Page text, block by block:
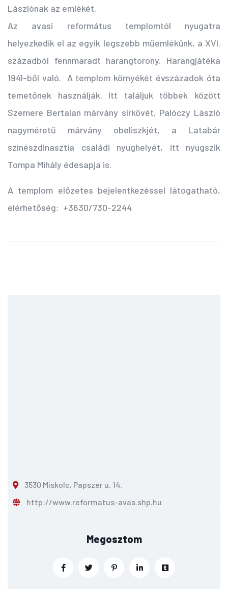
Lászlónak az emlékét.
Az avasi református templomtól nyugatra
helyezkedik el az egyik legszebb műemlékünk, a XVI.
századból fennmaradt harangtorony. Harangjátéka
1941-ből való. A templom környékét évszázadok óta
temetőnek használják. Itt találjuk többek között
Szemere Bertalan márvány sírkövét, Palóczy László
nagyméretű márvány obeliszkjét, a Latabár
színészdinasztia családi nyughelyét, itt nyugszik
Tompa Mihály édesapja is.
A templom előzetes bejelentkezéssel látogatható,
elérhetőség: +3630/730-2244
3530 Miskolc, Papszer u. 14.
http://www.reformatus-avas.shp.hu
Megosztom